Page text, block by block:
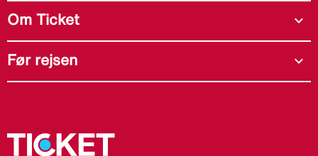
Om Ticket expand_more
Før rejsen expand_more